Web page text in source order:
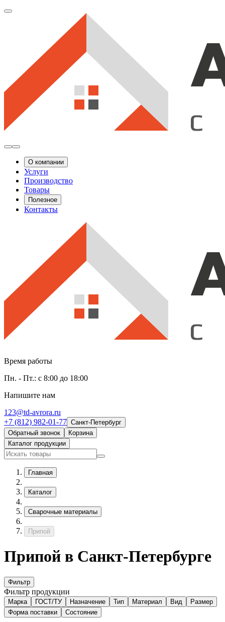
О компании
Услуги
Производство
Товары
Полезное
Контакты
Время работы
Пн. - Пт.: с 8:00 до 18:00
Напишите нам
123@td-avrora.ru
+7 (812) 982-01-77 Санкт-Петербург
Обратный звонок
Корзина
Каталог продукции
Главная
Каталог
Сварочные материалы
Припой
Припой в Санкт-Петербурге
Фильтр
Фильтр продукции
Марка ГОСТ/ТУ Назначение Тип Материал Вид
Размер
Форма поставки
Состояние